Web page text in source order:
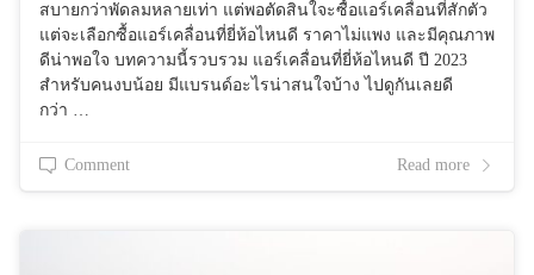
สบายกว่าพัดลมหลายเท่า แต่พอตัดสินใจะซื้อแอร์เคลื่อนที่สักตัว
แต่จะเลือกซื้อแอร์เคลื่อนที่ยี่ห้อไหนดี ราคาไม่แพง และมีคุณภาพ
ดีน่าพอใจ บทความนี้รวบรวม แอร์เคลื่อนที่ยี่ห้อไหนดี ปี 2023
สำหรับคนงบน้อย มีแบรนด์อะไรน่าสนใจบ้าง ไปดูกันเลยดี
กว่า …
Comment Read more